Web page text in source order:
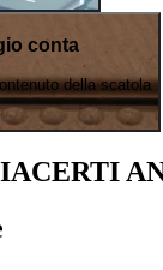
conta
della scatola